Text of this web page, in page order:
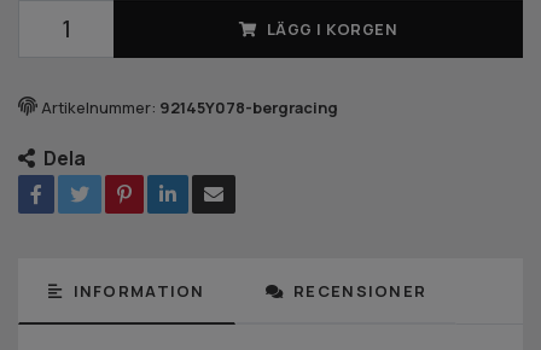
LÄGG I KORGEN
Artikelnummer: 92145Y078-bergracing
Dela
INFORMATION RECENSIONER